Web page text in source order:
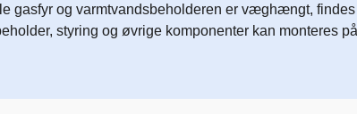
gasfyr og varmtvandsbeholderen er væghængt,
styring og øvrige komponenter kan monteres